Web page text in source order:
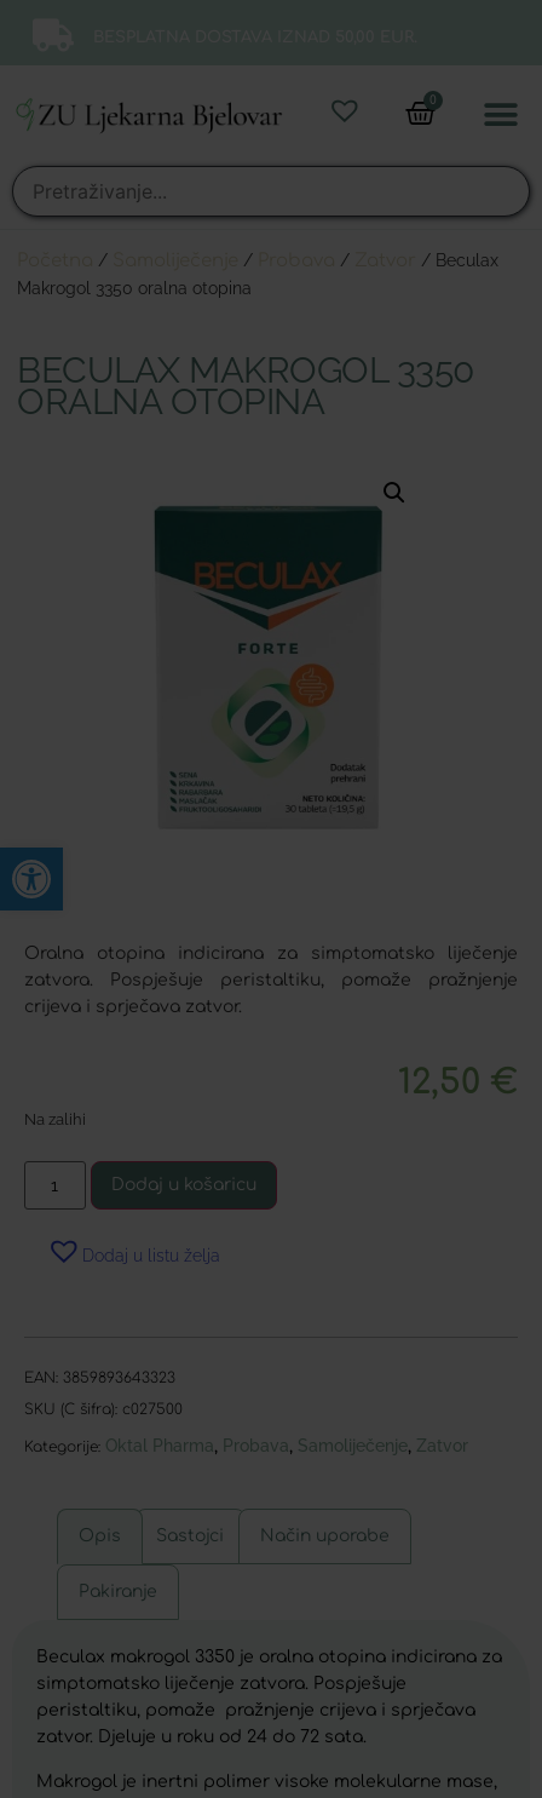
Open toolbar
0
/ / /
/ Beculax
Makrogol 3350 oralna otopina
BECULAX MAKROGOL 3350
ORALNA OTOPINA
Oralna otopina indicirana za simptomatsko liječenje
zatvora. Pospješuje peristaltiku, pomaže pražnjenje
crijeva i sprječava zatvor.
12,50 €
Na zalihi
Dodaj u košaricu
Dodaj u listu želja
EAN: 3859893643323
SKU (C šifra): c027500
Kategorije: Oktal Pharma Probava Samoliječenje Zatvor
Opis Sastojci Način uporabe
Pakiranje
Beculax makrogol 3350 je oralna otopina indicirana za
simptomatsko liječenje zatvora. Pospješuje
peristaltiku, pomaže pražnjenje crijeva i sprječava
zatvor. Djeluje u roku od 24 do 72 sata.
Makrogol je inertni polimer visoke molekularne mase,